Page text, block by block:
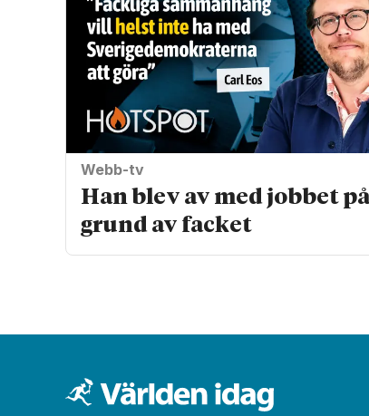
Webb-tv
Han blev av med jobbet på
grund av facket